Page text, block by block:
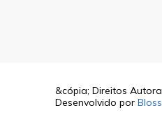
&cópia; Direitos
Desenvolvido por